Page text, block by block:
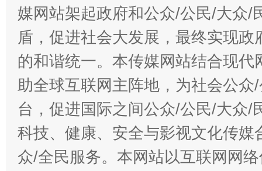
媒网站架起政府和公众/公民/大众/
盾，促进社会大发展，最终实现
的和谐统一。本传媒网站结合现
助全球互联网主阵地，为社会公
台，促进国际之间公众/公民/大众/
科技、健康、安全与影视文化传
众/全民服务。本网站以互联网网